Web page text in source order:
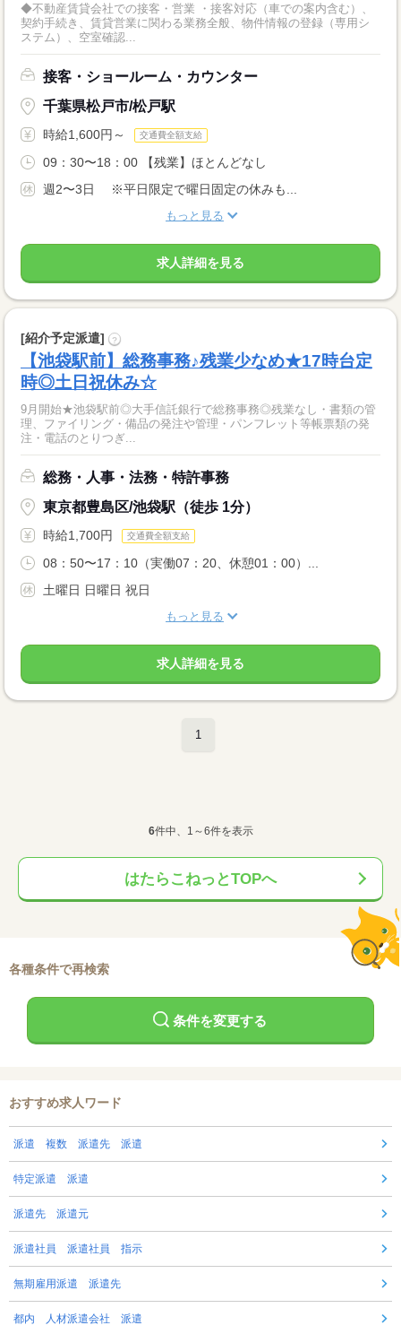
◆不動産賃貸会社での接客・営業 ・接客対応（車での案内含む）、
契約手続き、賃貸営業に関わる業務全般、物件情報の登録（専用シ
ステム）、空室確認...
接客・ショールーム・カウンター
千葉県松戸市/松戸駅
時給1,600円～ 交通費全額支給
09：30〜18：00 【残業】ほとんどなし
週2〜3日 ※平日限定で曜日固定の休みも...
もっと見る
求人詳細を見る
[紹介予定派遣] ?
【池袋駅前】総務事務♪残業少なめ★17時台定
時◎土日祝休み☆
9月開始★池袋駅前◎大手信託銀行で総務事務◎残業なし・書類の管
理、ファイリング・備品の発注や管理・パンフレット等帳票類の発
注・電話のとりつぎ...
総務・人事・法務・特許事務
東京都豊島区/池袋駅（徒歩 1分）
時給1,700円 交通費全額支給
08：50〜17：10（実働07：20、休憩01：00）...
土曜日 日曜日 祝日
もっと見る
求人詳細を見る
1
6件中、1～6件を表示
はたらこねっとTOPへ
各種条件で再検索
条件を変更する
おすすめ求人ワード
派遣 複数 派遣先 派遣
特定派遣 派遣
派遣先 派遣元
派遣社員 派遣社員 指示
無期雇用派遣 派遣先
都内 人材派遣会社 派遣